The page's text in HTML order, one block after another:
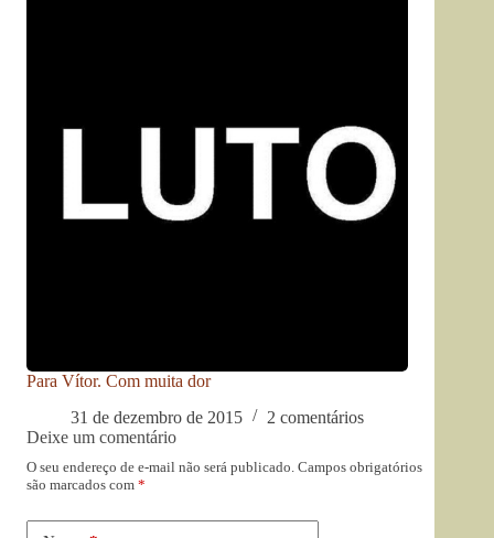
Para Vítor. Com muita dor
31 de dezembro de 2015
2 comentários
Deixe um comentário
O seu endereço de e-mail não será publicado. Campos obrigatórios
são marcados com *